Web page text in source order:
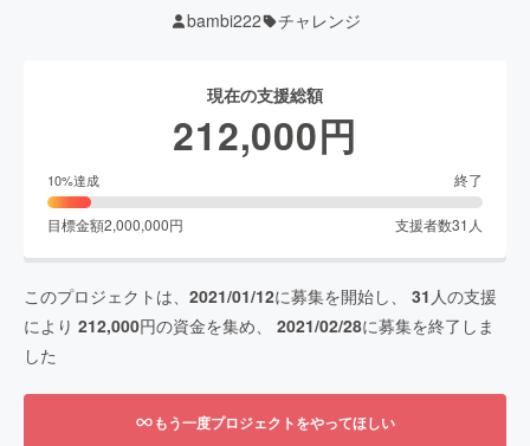
bambi222 チャレンジ
現在の支援総額
212,000円
10%達成 終了
目標金額2,000,000円 支援者数31 人
このプロジェクトは、 2021/01/12に募集を開始し、 31 人の支援
により 212,000円の資金を集め、 2021/02/28に募集を終了しま
した
もう一度プロジェクトをやってほしい